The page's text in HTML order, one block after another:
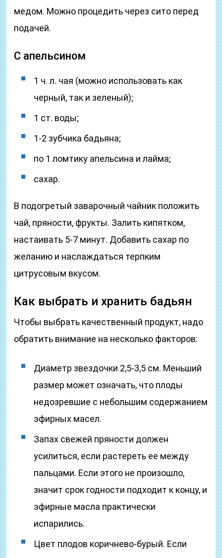
медом. Можно процедить через сито перед
подачей.
С апельсином
1 ч. л. чая (можно использовать как
черный, так и зеленый);
1 ст. воды;
1-2 зубчика бадьяна;
по 1 ломтику апельсина и лайма;
сахар.
В подогретый заварочный чайник положить
чай, пряности, фрукты. Залить кипятком,
настаивать 5-7 минут. Добавить сахар по
желанию и наслаждаться терпким
цитрусовым вкусом.
Как выбрать и хранить бадьян
Чтобы выбрать качественный продукт, надо
обратить внимание на несколько факторов:
Диаметр звездочки 2,5-3,5 см. Меньший
размер может означать, что плоды
недозревшие с небольшим содержанием
эфирных масел.
Запах свежей пряности должен
усилиться, если растереть ее между
пальцами. Если этого не произошло,
значит срок годности подходит к концу, и
эфирные масла практически
испарились.
Цвет плодов коричнево-бурый. Если